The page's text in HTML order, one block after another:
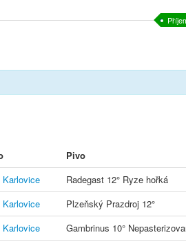
Pivo
Karlovice Radegast 12° Ryze hořká
Karlovice Plzeňský Prazdroj 12°
Karlovice Gambrinus 10°